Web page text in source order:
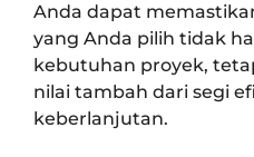
Anda dapat
yang Anda pilih tidak
kebutuhan proyek,
nilai tambah dari segi
keberlanjutan.